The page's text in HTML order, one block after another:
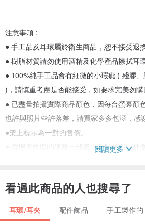
注意事項 :
● 手工品及耳環屬於衛生商品，恕不接受退換
● 樹脂材質請勿使用酒精及化學產品擦拭耳環
● 100%純手工品會有細微的小瑕疵 ( 殘膠
)，請慎重考慮是否能接受，如要求完美勿購
● 已盡量拍攝實際商品顏色，因每台螢幕顏
也許與照片些許落差，請買家多多包涵，感
●架上標示為一對的售價。
● 賣場所收取的運費＝郵資＋包裝材料、外
●付款後5天內寄出。
閱讀更多
看過此商品的人也搜尋了
耳環/耳夾 配件飾品 手工製作